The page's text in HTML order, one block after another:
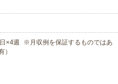
×4週 ※月収例を保証するものではあ
）